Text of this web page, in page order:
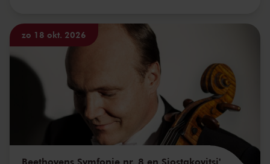
zo 18 okt. 2026
Beethovens Symfonie nr. 8 en Sjostakovitsj'